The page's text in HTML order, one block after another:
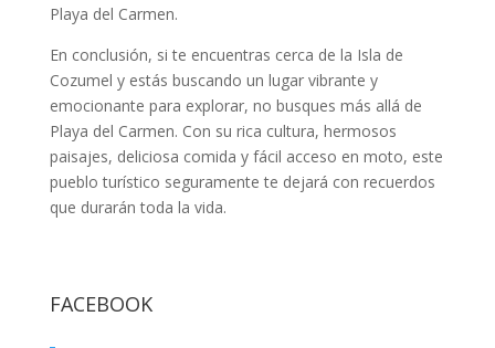
Playa del Carmen.
En conclusión, si te encuentras cerca de la Isla de
Cozumel y estás buscando un lugar vibrante y
emocionante para explorar, no busques más allá de
Playa del Carmen. Con su rica cultura, hermosos
paisajes, deliciosa comida y fácil acceso en moto, este
pueblo turístico seguramente te dejará con recuerdos
que durarán toda la vida.
FACEBOOK